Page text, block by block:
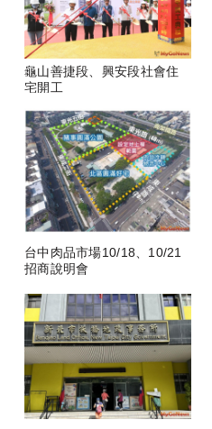
龜山善捷段、興安段社會住
宅開工
台中肉品市場10/18、10/21
招商說明會